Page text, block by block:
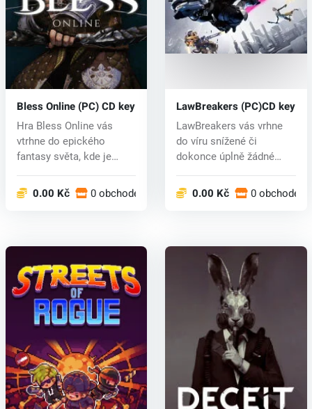
Bless Online (PC) CD key
Hra Bless Online vás
vtrhne do epického
fantasy světa, kde je
0.00 Kč 0 obchodech
LawBreakers (PC)CD key
LawBreakers vás vrhne
do víru snížené či
dokonce úplně žádné
0.00 Kč 0 obchodech